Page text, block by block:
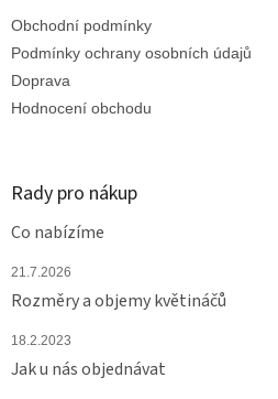
Obchodní podmínky
Podmínky ochrany osobních údajů
Doprava
Hodnocení obchodu
Rady pro nákup
Co nabízíme
21.7.2026
Rozměry a objemy květináčů
18.2.2023
Jak u nás objednávat